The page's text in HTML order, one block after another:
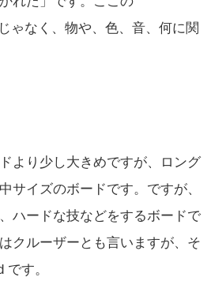
ゃなく、物や、色、音、何に関
より少し大きめですが、ロング
サイズのボードです。ですが、
ハードな技などをするボードで
クルーザーとも言いますが、そ
す。